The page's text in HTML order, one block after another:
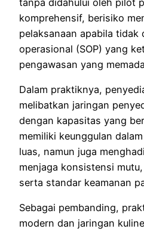
komprehensif, berisiko
pelaksanaan apabila
operasional (SOP) yang
pengawasan yang
Dalam praktiknya,
melibatkan jaringan
dengan kapasitas yang
memiliki keunggulan
luas, namun juga
menjaga konsistensi
serta standar keamanan
Sebagai pembanding,
modern dan jaringan